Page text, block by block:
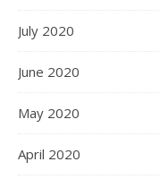
July 2020
June 2020
May 2020
April 2020